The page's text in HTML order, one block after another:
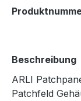
Beschreibung
ARLI
Patchfeld